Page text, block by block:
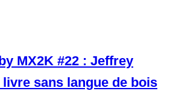
MX2K #22 : Jeffrey
sans langue de bois